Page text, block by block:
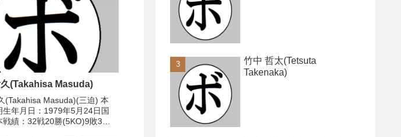
(Takahisa Masuda)
(Takahisa Masuda)(三迫) 本
生年月日：1979年5月24日国
戦績：32戦20勝(5KO)9敗3
竹中 哲太(Tetsuta
Takenaka)